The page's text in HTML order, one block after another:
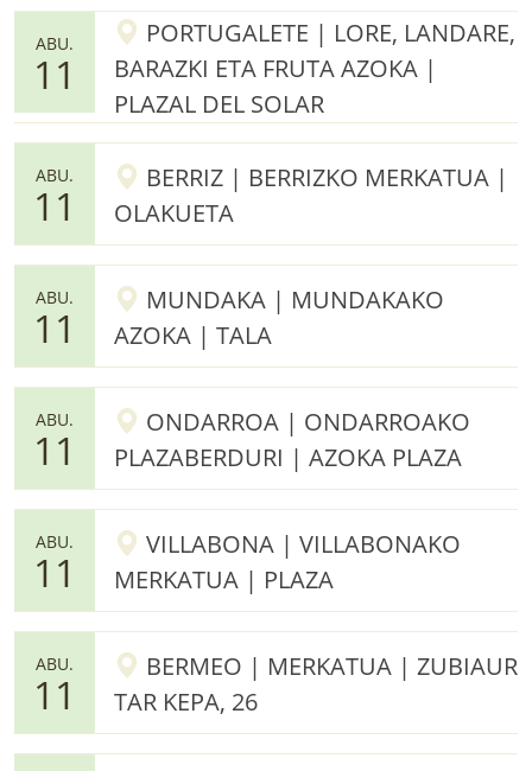
ABU.
11
PORTUGALETE | LORE, LANDARE,
BARAZKI ETA FRUTA AZOKA |
PLAZAL DEL SOLAR
ABU.
11
BERRIZ | BERRIZKO MERKATUA |
OLAKUETA
ABU.
11
MUNDAKA | MUNDAKAKO
AZOKA | TALA
ABU.
11
ONDARROA | ONDARROAKO
PLAZABERDURI | AZOKA PLAZA
ABU.
11
VILLABONA | VILLABONAKO
MERKATUA | PLAZA
ABU.
11
BERMEO | MERKATUA | ZUBIAUR
TAR KEPA, 26